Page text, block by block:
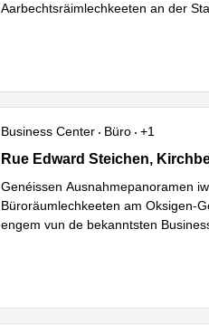
Aarbechtsräimlechkeeten an der
Business Center Büro
+1
2 Rue Edward
Rue Edward Steichen,
Genéissen Ausnahmepanoramen
Büroräumlechkeeten am Oksigen-
engem vun de bekanntsten